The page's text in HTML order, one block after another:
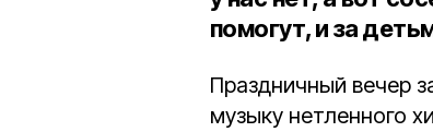
помогут, и за
Праздничный вечер
музыку нетленного